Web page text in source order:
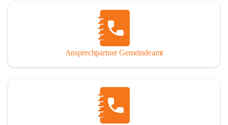
Ansprechpartner Gemeindeamt